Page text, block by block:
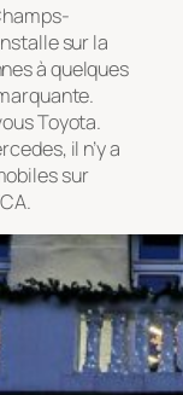
sur la
à quelques
Toyota.
il n’y a
sur